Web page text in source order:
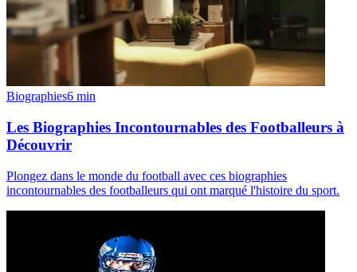
Biographies6 min
Les Biographies Incontournables des Footballeurs à
Découvrir
Plongez dans le monde du football avec ces biographies
incontournables des footballeurs qui ont marqué l'histoire du sport.